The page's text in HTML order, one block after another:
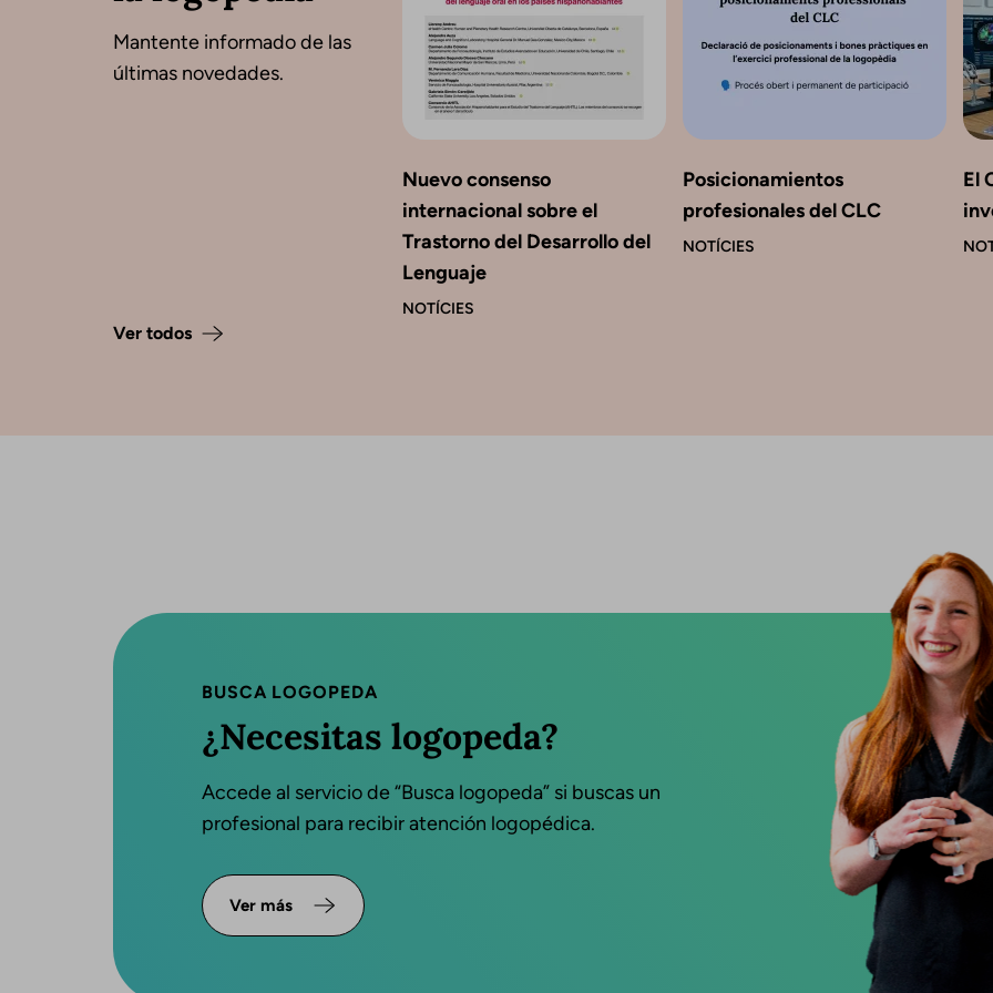
Mantente informado de las
últimas novedades.
Nuevo consenso
internacional sobre el
Trastorno del Desarrollo del
Lenguaje
NOTÍCIES
Posicionamientos
profesionales del CLC
NOTÍCIES
El
Ver todos
BUSCA LOGOPEDA
¿Necesitas logopeda?
Accede al servicio de “Busca logopeda” si buscas un
profesional para recibir atención logopédica.
Ver más